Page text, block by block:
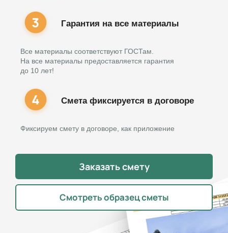
Гарантия на все материалы
Все материалы соответствуют ГОСТам.
На все материалы предоставляется гарантия
до 10 лет!
Смета фиксируется в договоре
Фиксируем смету в договоре, как приложение
Заказать смету
Смотреть образец сметы